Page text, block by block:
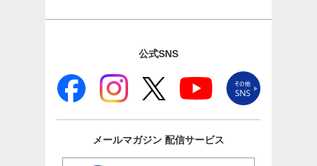
公式SNS
メールマガジン 配信サービス